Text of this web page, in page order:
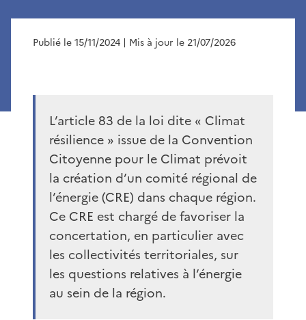
Publié le 15/11/2024 | Mis à jour le 21/07/2026
L’article 83 de la loi dite « Climat
résilience » issue de la Convention
Citoyenne pour le Climat prévoit
la création d’un comité régional de
l’énergie (CRE) dans chaque région.
Ce CRE est chargé de favoriser la
concertation, en particulier avec
les collectivités territoriales, sur
les questions relatives à l’énergie
au sein de la région.